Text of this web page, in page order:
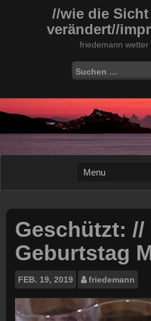
//wie die
verändert//
friedemann wetter
Suchen
nach:
Geschützt: //
Geburtstag
FEB. 19, 2019 friedemann